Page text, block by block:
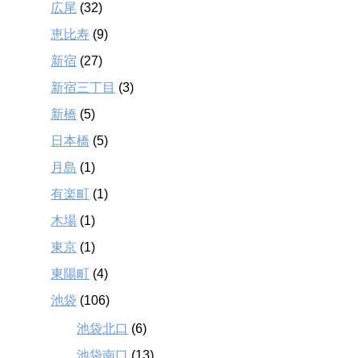
広尾 (32)
恵比寿 (9)
新宿 (27)
新宿三丁目 (3)
新橋 (5)
日本橋 (5)
月島 (1)
有楽町 (1)
木場 (1)
東京 (1)
東陽町 (4)
池袋 (106)
池袋北口 (6)